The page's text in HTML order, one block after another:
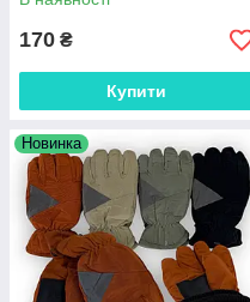
170 ₴
Купити
Новинка